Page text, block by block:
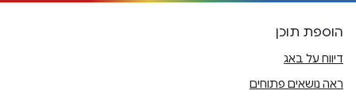
הוספת תוכן
דיווח על באג
ראה נושאים פתוחים